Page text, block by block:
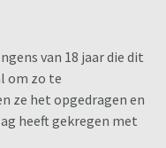
van 18 jaar die dit
om zo te
ze het opgedragen en
heeft gekregen met